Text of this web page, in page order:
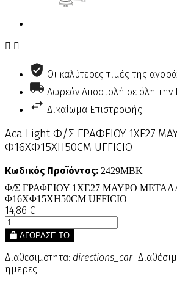
 
Οι καλύτερες τιμές της
Δωρεάν Αποστολή σε όλη την
Δικαίωμα Επιστροφής
Aca Light Φ/Σ ΓΡΑΦΕΙΟΥ 1ΧΕ27
Φ16ΧΦ15ΧΗ50CM UFFICIO
Κωδικός Προϊόντος: 2429MBK
Φ/Σ ΓΡΑΦΕΙΟΥ 1ΧΕ27 ΜΑΥΡΟ
Φ16ΧΦ15ΧΗ50CM UFFICIO
14,86 €
ΑΓΟΡΑΣΕ ΤΟ
Διαθεσιμότητα: directions_car
ημέρες